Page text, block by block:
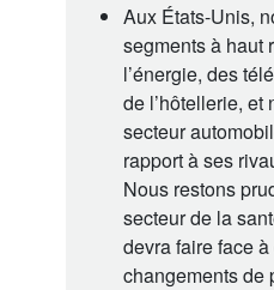
Aux États-Unis,
segments à haut
l’énergie, des
de l’hôtellerie, et
secteur
rapport à ses
Nous restons
secteur de la
devra faire face à
changements de